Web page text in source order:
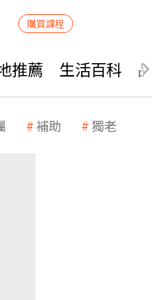
購買課程
推薦 生活百科
補助 獨老